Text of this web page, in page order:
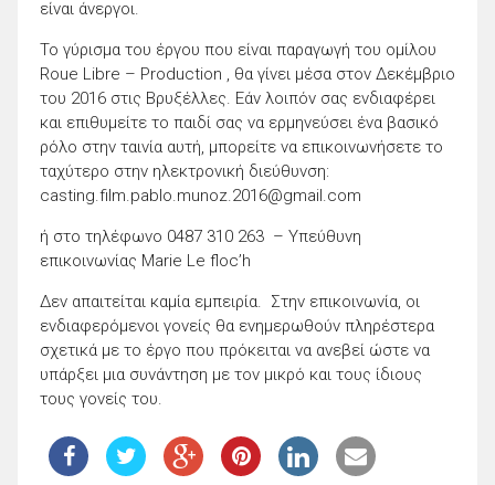
είναι άνεργοι.
Το γύρισμα του έργου που είναι παραγωγή του ομίλου
Roue Libre – Production , θα γίνει μέσα στον Δεκέμβριο
του 2016 στις Βρυξέλλες. Εάν λοιπόν σας ενδιαφέρει
και επιθυμείτε το παιδί σας να ερμηνεύσει ένα βασικό
ρόλο στην ταινία αυτή, μπορείτε να επικοινωνήσετε το
ταχύτερο στην ηλεκτρονική διεύθυνση:
casting.film.pablo.munoz.2016@gmail.com
ή στο τηλέφωνο 0487 310 263 – Υπεύθυνη
επικοινωνίας Marie Le floc’h
Δεν απαιτείται καμία εμπειρία. Στην επικοινωνία, οι
ενδιαφερόμενοι γονείς θα ενημερωθούν πληρέστερα
σχετικά με το έργο που πρόκειται να ανεβεί ώστε να
υπάρξει μια συνάντηση με τον μικρό και τους ίδιους
τους γονείς του.